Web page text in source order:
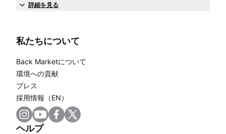
詳細を見る
私たちについて
Back Marketについて
環境への貢献
プレス
採用情報（EN）
ヘルプ